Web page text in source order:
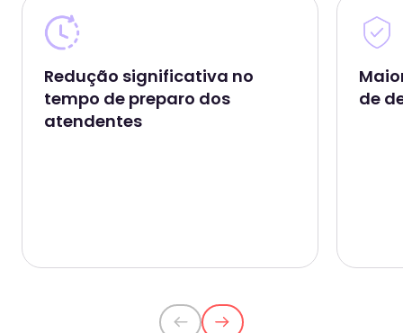
Redução significativa no
tempo de preparo dos
atendentes
de